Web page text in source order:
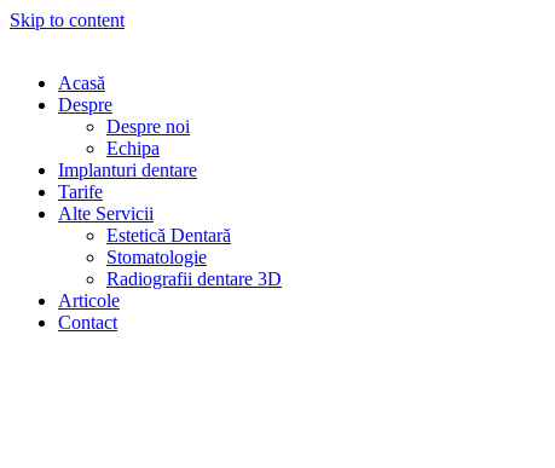
Skip to content
Acasă
Despre
Despre noi
Echipa
Implanturi dentare
Tarife
Alte Servicii
Estetică Dentară
Stomatologie
Radiografii dentare 3D
Articole
Contact